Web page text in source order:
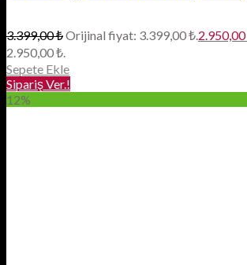
3.399,00₺Orijinal fiyat: 3.399,00 ₺.2.950,00
2.950,00 ₺.
Sepete Ekle
Sipariş Ver.!
12%